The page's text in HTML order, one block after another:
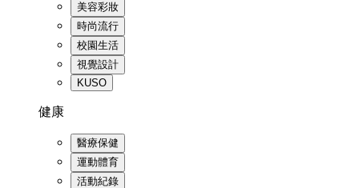
美容彩妝
時尚流行
校園生活
視覺設計
KUSO
健康
醫療保健
運動體育
活動紀錄